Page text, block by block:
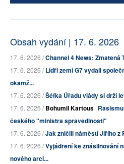
Obsah vydání | 17. 6. 2026
17. 6. 2026 /Channel 4 News:
17. 6. 2026 /Lídři zemí G7 vydali
okamž...
17. 6. 2026 /Šéfka Úřadu vlády si drží
17. 6. 2026 /Bohumil Kartous
českého "ministra spravedlnosti"
17. 6. 2026 /Jak zničili náměstí Jiřího z
17. 6. 2026 /Vyjádření ke znásilňování
nového arci...